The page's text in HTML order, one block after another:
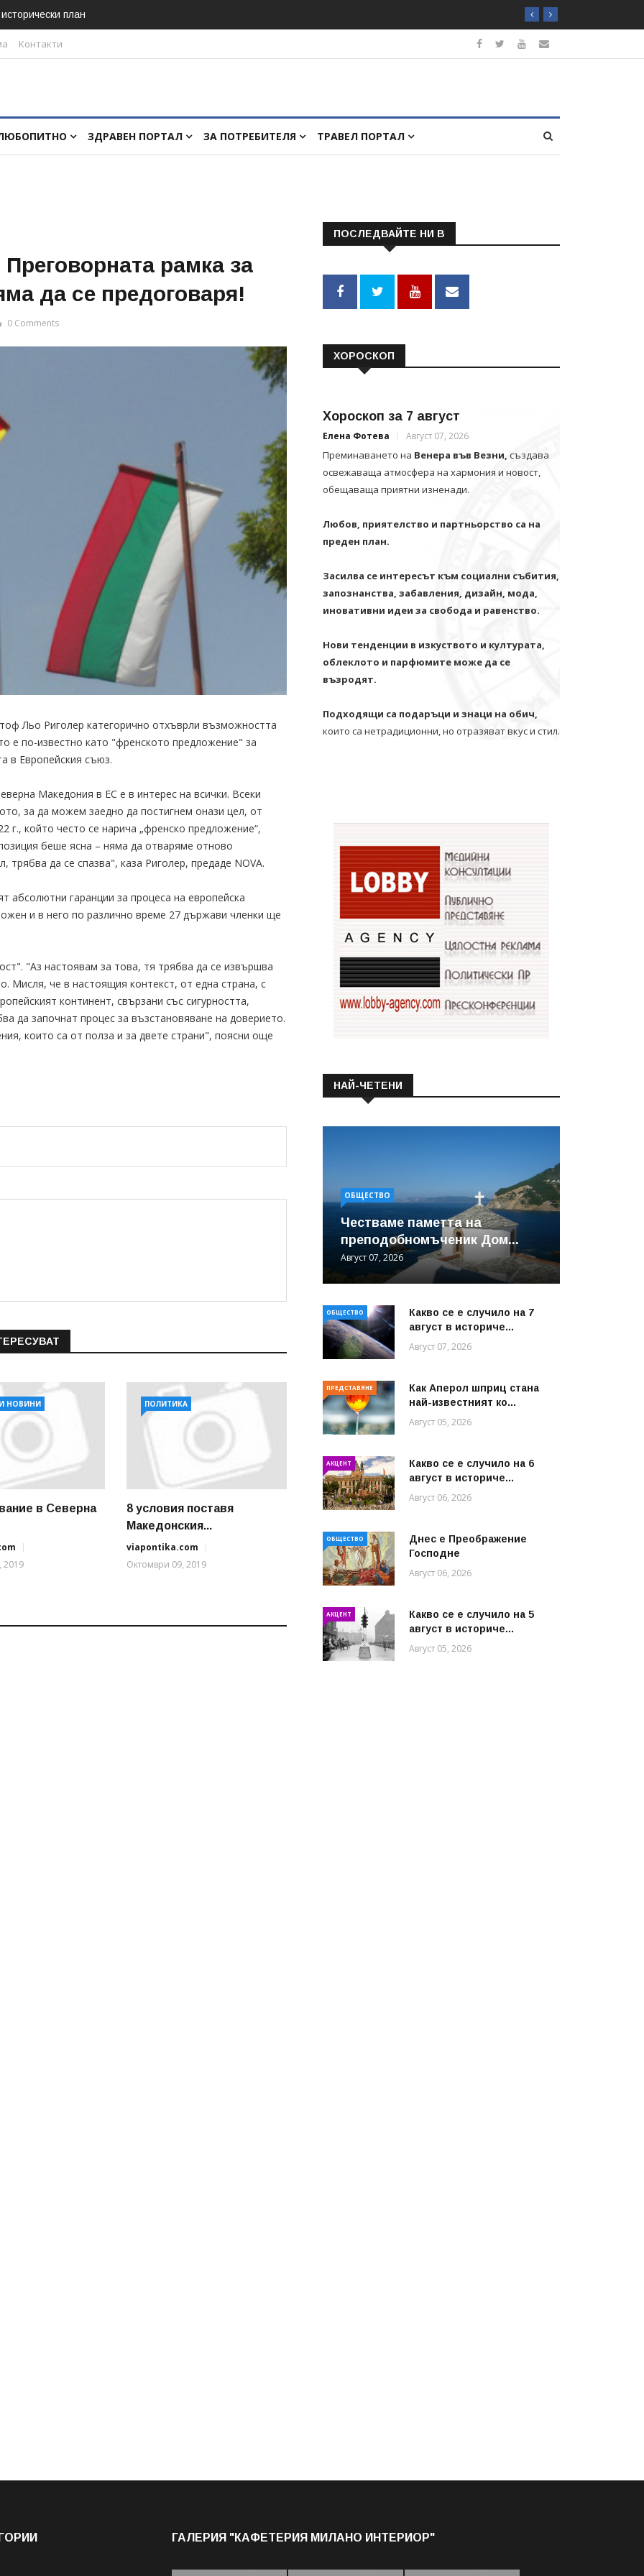
план
Контакти
ЗДРАВЕН ПОРТАЛ ЗА ПОТРЕБИТЕЛЯ ТРАВЕЛ ПОРТАЛ
рамка за
да се предоговаря!
0 Comments
Льо Риголер категорично отхъврли възможността
е по-известно като "френското предложение" за
в Европейския съюз.
Македония в ЕС е в интерес на всички. Всеки
за да можем заедно да постигнем онази цел, от
който често се нарича „френско предложение“,
беше ясна – няма да отваряме отново
да се спазва", каза Риголер, предаде NOVA.
абсолютни гаранции за процеса на европейска
и в него по различно време 27 държави членки ще
"Аз настоявам за това, тя трябва да се извършва
Мисля, че в настоящия контекст, от една страна, с
континент, свързани със сигурността,
да започнат процес за възстановяване на доверието.
които са от полза и за двете страни", поясни още
НОВИНИ
в Северна
2019
ПОЛИТИКА
8 условия поставя
Македонския...
viapontika.com
Октомври 09, 2019
ПОСЛЕДВАЙТЕ НИ В
ХОРОСКОП
Хороскоп за 7 август
Елена Фотева Август 07, 2026
Преминаването на Венера във Везни, създава
освежаваща атмосфера на хармония и новост,
обещаваща приятни изненади.
Любов, приятелство и партньорство са на
преден план.
Засилва се интересът към социални събития,
запознанства, забавления, дизайн, мода,
иновативни идеи за свобода и равенство.
Нови тенденции в изкуството и културата,
облеклото и парфюмите може да се
възродят.
Подходящи са подаръци и знаци на обич,
които са нетрадиционни, но отразяват вкус и стил.
НАЙ-ЧЕТЕНИ
ОБЩЕСТВО
Честваме паметта на
преподобномъченик Дом...
Август 07, 2026
ОБЩЕСТВО
Какво се е случило на 7
август в историче...
Август 07, 2026
ПРЕДСТАВЯНЕ
Как Аперол шприц стана
най-известният ко...
Август 05, 2026
АКЦЕНТ
Какво се е случило на 6
август в историче...
Август 06, 2026
ОБЩЕСТВО
Днес е Преображение
Господне
Август 06, 2026
АКЦЕНТ
Какво се е случило на 5
август в историче...
Август 05, 2026
ГАЛЕРИЯ "КАФЕТЕРИЯ МИЛАНО ИНТЕРИОР"